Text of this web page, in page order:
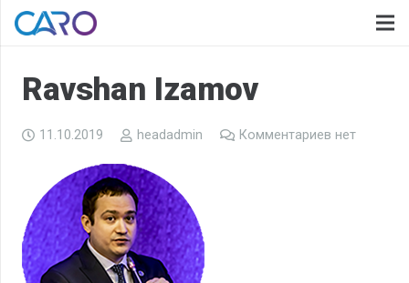
Ravshan Izamov
11.10.2019 headadmin Комментариев нет